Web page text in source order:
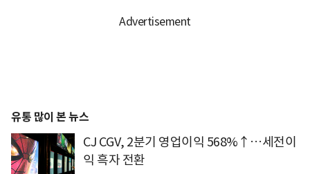
유통 많이 본 뉴스
CJ CGV, 2분기 영업이익 568%↑…세전이
익 흑자 전환